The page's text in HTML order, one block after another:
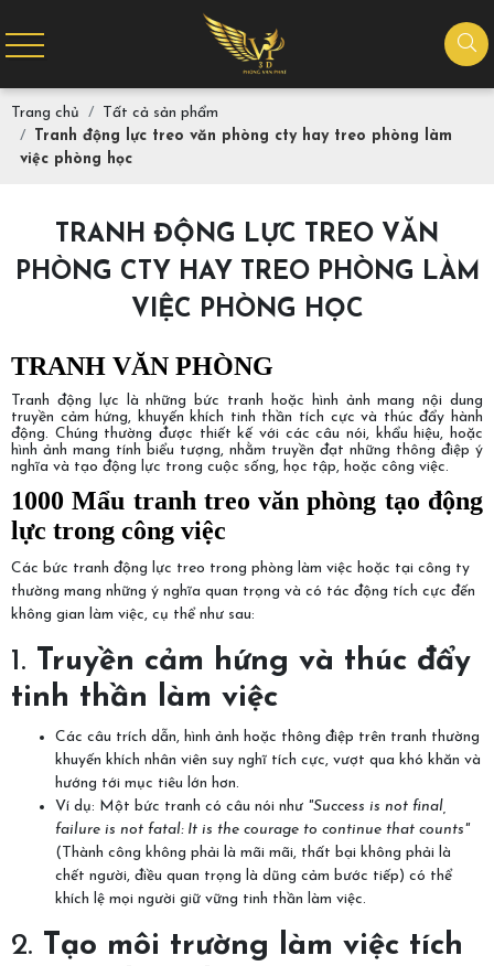
Trang chủ
Tất cả sản phẩm
Tranh động lực treo văn phòng cty hay treo phòng làm
việc phòng học
TRANH ĐỘNG LỰC TREO VĂN
PHÒNG CTY HAY TREO PHÒNG LÀM
VIỆC PHÒNG HỌC
TRANH VĂN PHÒNG
Tranh động lực là những bức tranh hoặc hình ảnh mang nội dung
truyền cảm hứng, khuyến khích tinh thần tích cực và thúc đẩy hành
động. Chúng thường được thiết kế với các câu nói, khẩu hiệu, hoặc
hình ảnh mang tính biểu tượng, nhằm truyền đạt những thông điệp ý
nghĩa và tạo động lực trong cuộc sống, học tập, hoặc công việc.
1000 Mẩu tranh treo văn phòng tạo động
lực trong công việc
Các bức tranh động lực treo trong phòng làm việc hoặc tại công ty
thường mang những ý nghĩa quan trọng và có tác động tích cực đến
không gian làm việc, cụ thể như sau:
1. Truyền cảm hứng và thúc đẩy
tinh thần làm việc
Các câu trích dẫn, hình ảnh hoặc thông điệp trên tranh thường
khuyến khích nhân viên suy nghĩ tích cực, vượt qua khó khăn và
hướng tới mục tiêu lớn hơn.
Ví dụ: Một bức tranh có câu nói như "Success is not final,
failure is not fatal: It is the courage to continue that counts"
(Thành công không phải là mãi mãi, thất bại không phải là
chết người, điều quan trọng là dũng cảm bước tiếp) có thể
khích lệ mọi người giữ vững tinh thần làm việc.
2. Tạo môi trường làm việc tích